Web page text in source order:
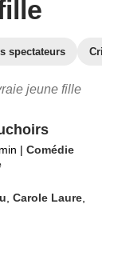
spectateurs
jeune fille
| Comédie
,Carole Laure